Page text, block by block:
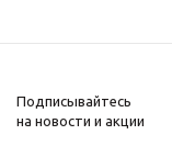
Подписывайтесь
на новости и акции